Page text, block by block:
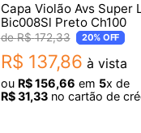
Capa Violão Avs Super
Bic008Sl Preto Ch100
R$ 172,33 20% OFF
R$ 137,86 à vista
ou R$ 156,66 em 5x de
R$ 31,33no cartão de